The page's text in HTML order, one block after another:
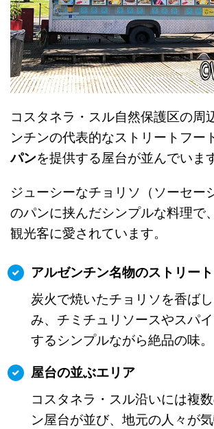
コスタネラ・スル自然保護区の周
ンチンの代表的なストリートフー
パンを提供する屋台が並んでいま
ジューシーなチョリソ（ソーセー
のパンに挟んだシンプルな料理で
観光客に愛されています。
アルゼンチン名物のストリー
炭火で焼いたチョリソを香ば
み、チミチュリソースやスパ
するシンプルながら絶品の味。
屋台の並ぶエリア
コスタネラ・スル沿いには複
ン屋台が並び、地元の人々が